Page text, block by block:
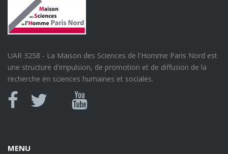
UAR 3258 - La Maison des Sciences de l'Homme Paris Nord est
une structure d'impulsion, de promotion et de diffusion de la
recherche en sciences humaines et sociales.
Canal
MENU